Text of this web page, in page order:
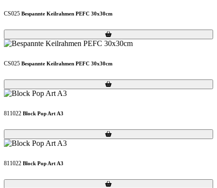
CS025 Bespannte Keilrahmen PEFC 30x30cm
Loading...
Loading...
CS025 Bespannte Keilrahmen PEFC 30x30cm
Loading...
Loading...
811022 Block Pop Art A3
Loading...
Loading...
811022 Block Pop Art A3
Loading...
Loading...